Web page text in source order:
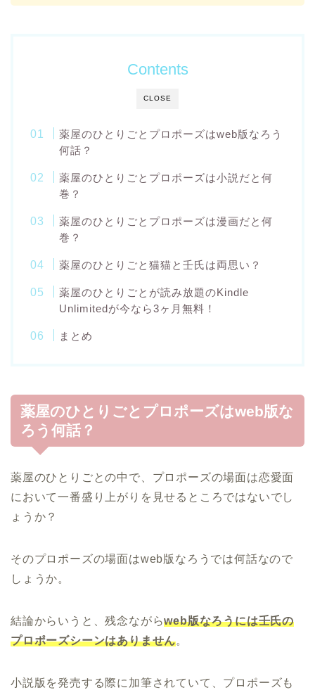
CLOSE
Contents
薬屋のひとりごとプロポーズはweb版なろう
何話？
薬屋のひとりごとプロポーズは小説だと何
巻？
薬屋のひとりごとプロポーズは漫画だと何
巻？
薬屋のひとりごと猫猫と壬氏は両思い？
薬屋のひとりごとが読み放題のKindle
Unlimitedが今なら3ヶ月無料！
まとめ
薬屋のひとりごとプロポーズはweb版な
ろう何話？
薬屋のひとりごとの中で、プロポーズの場面は恋愛面
において一番盛り上がりを見せるところではないでし
ょうか？
そのプロポーズの場面はweb版なろうでは何話なので
しょうか。
結論からいうと、残念ながらweb版なろうには壬氏の
プロポーズシーンはありません。
小説版を発売する際に加筆されていて、プロポーズも